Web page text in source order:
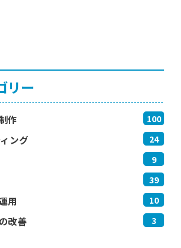
リー
作 100
ング 24
9
39
用 10
改善 3